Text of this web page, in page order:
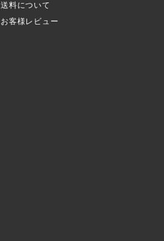
送料について
お客様レビュー